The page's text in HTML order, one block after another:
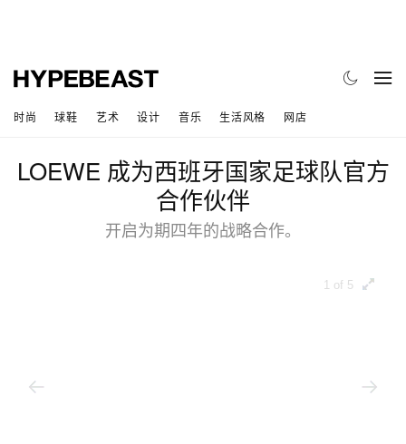
时尚 球鞋 艺术 设计 音乐 生活风格 网店
LOEWE 成为西班牙国家足球队官方
合作伙伴
开启为期四年的战略合作。
1 of 5